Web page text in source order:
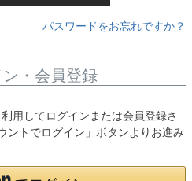
パスワードをお忘れですか？
・会員登録
用してログインまたは会員登録さ
ントでログイン」ボタンよりお進み